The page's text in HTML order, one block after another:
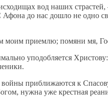
исходищах вод наших
до нас дошло не одно
приемлю; помяни мя,
уподобляется
приближаются к
нужна уже крестная